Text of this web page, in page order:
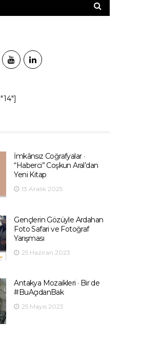
İmkânsız Coğrafyalar ·
“Haberci” Coşkun Aral’dan
Yeni Kitap
13 Aralık 2025
Gençlerin Gözüyle Ardahan
Foto Safari ve Fotoğraf
Yarışması
25 Haziran 2023
Antakya Mozaikleri · Bir de
#BuAçıdanBak
25 Mayıs 2023